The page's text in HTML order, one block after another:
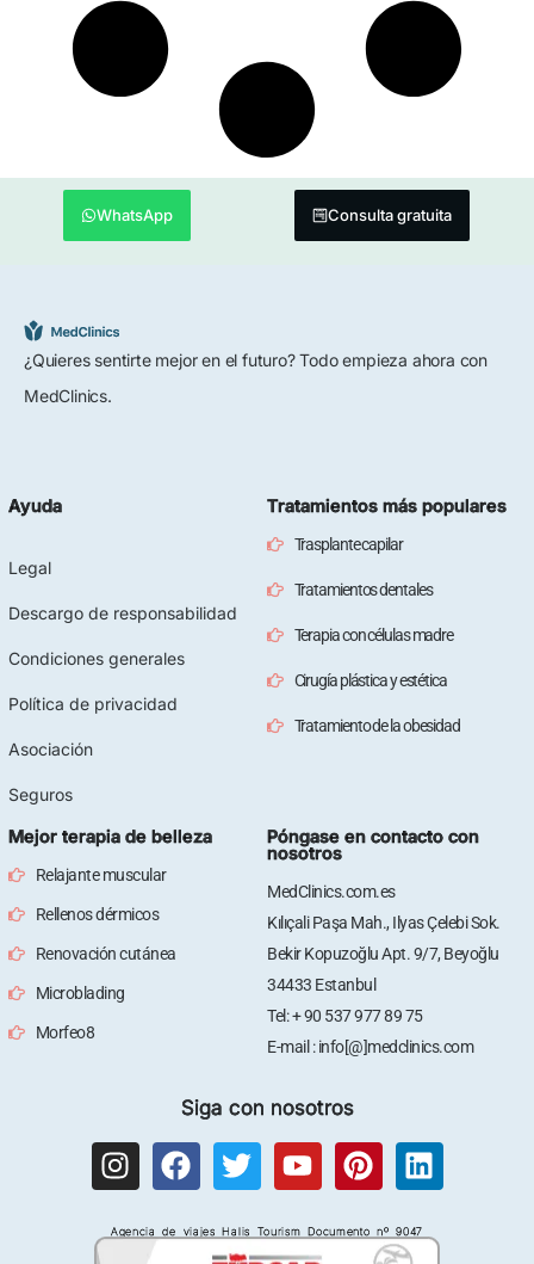
WhatsApp Consulta gratuita
¿Quieres sentirte mejor en el futuro? Todo empieza ahora con
MedClinics.
Ayuda
Legal
Descargo de responsabilidad
Condiciones generales
Política de privacidad
Asociación
Seguros
Tratamientos más populares
Trasplante capilar
Tratamientos dentales
Terapia con células madre
Cirugía plástica y estética
Tratamiento de la obesidad
Mejor terapia de belleza
Relajante muscular
Rellenos dérmicos
Renovación cutánea
Microblading
Morfeo8
Póngase en contacto con
nosotros
MedClinics.com.es
Kılıçali Paşa Mah., Ilyas Çelebi Sok.
Bekir Kopuzoğlu Apt. 9/7, Beyoğlu
34433 Estanbul
Tel: + 90 537 977 89 75
E-mail : info[@]medclinics.com
Siga con nosotros
I
n
t
F
a
e
T
w
t
Y
o
t
P
i
t
L
i
k
Agencia de viajes Halis Tourism Documento nº 9047